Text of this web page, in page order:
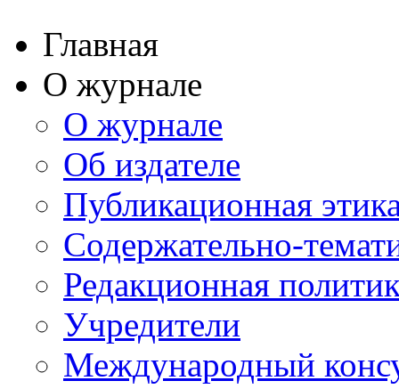
Главная
О журнале
О журнале
Об издателе
Публикационная
Содержательно-
Редакционная
Учредители
Международный